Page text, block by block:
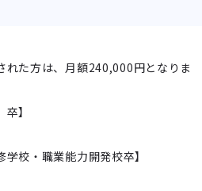
た方は、月額240,000円となりま
】
学校・職業能力開発校卒】